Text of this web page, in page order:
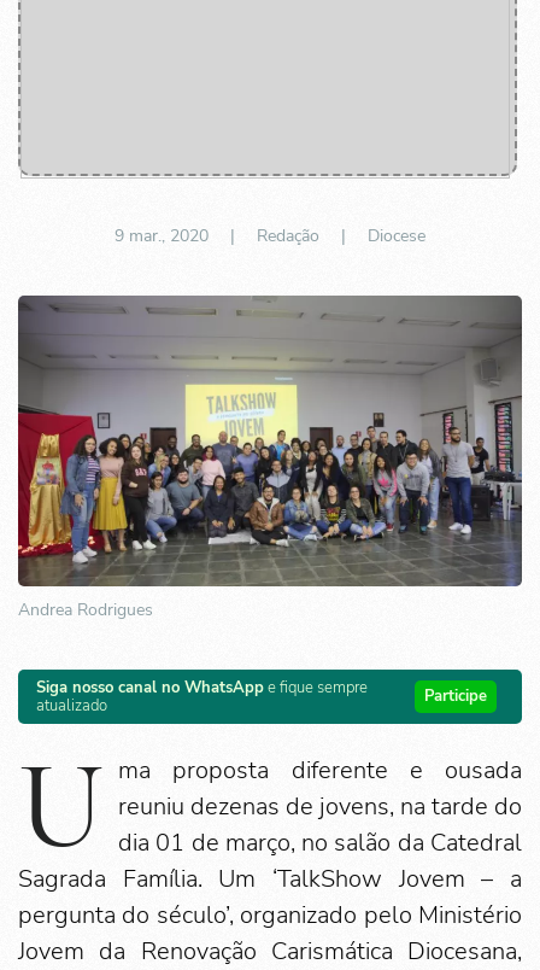
9 mar., 2020 | Redação | Diocese
Andrea Rodrigues
Siga nosso canal no WhatsAppe fique sempre
atualizado
Participe
U ma proposta diferente e ousada
reuniu dezenas de jovens, na tarde do
dia 01 de março, no salão da Catedral
Sagrada Família. Um ‘TalkShow Jovem – a
pergunta do século’, organizado pelo Ministério
Jovem da Renovação Carismática Diocesana,